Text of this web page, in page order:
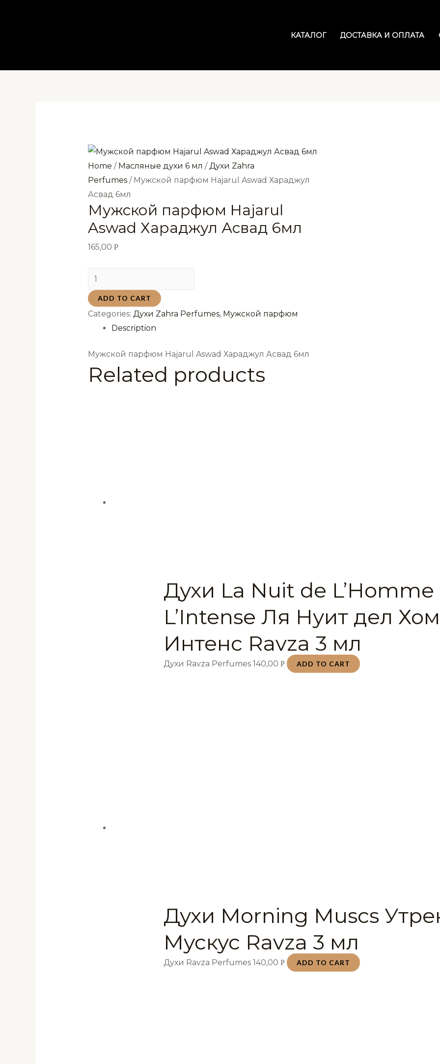
КАТАЛОГ ДОСТАВКА И ОПЛАТА
Home / Масляные духи 6 мл / Духи Zahra
Perfumes/ Мужской парфюм Hajarul Aswad Хараджул
Асвад 6мл
Мужской парфюм Hajarul
Aswad Хараджул Асвад 6мл
165,00 Р
Мужской
парфюм
Hajarul
Aswad
Хараджул
6мл
quantity
ADD TO CART
Categories: Духи Zahra Perfumes, Мужской парфюм
Description
Мужской парфюм Hajarul Aswad Хараджул Асвад 6мл
Related products
Духи La Nuit de L’Homme
L’Intense Ля Нуит дел Хом
Интенс Ravza 3 мл
Духи Ravza Perfumes140,00Р ADD TO CART
Духи Morning Muscs
Мускус Ravza 3 мл
Духи Ravza Perfumes140,00Р ADD TO CART